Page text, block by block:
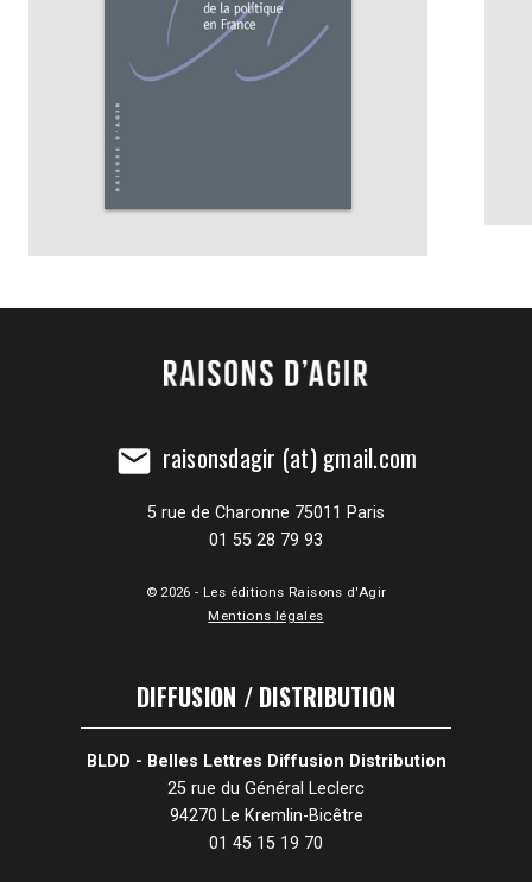
mail raisonsdagir (at) gmail.com
5 rue de Charonne 75011 Paris
01 55 28 79 93
© 2026 - Les éditions Raisons d'Agir
Mentions légales
DIFFUSION / DISTRIBUTION
BLDD - Belles Lettres Diffusion Distribution
25 rue du Général Leclerc
94270 Le Kremlin-Bicêtre
01 45 15 19 70